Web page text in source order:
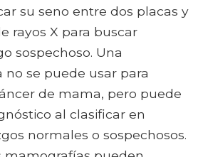
su seno entre dos placas y
rayos X para buscar
sospechoso. Una
se puede usar para
de mama, pero puede
al clasificar en
normales o sospechosos.